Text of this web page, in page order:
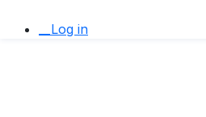
__Log in